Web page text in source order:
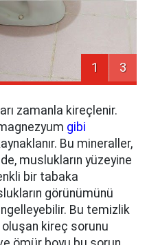
1 3
zamanla kireçlenir.
gibi
Bu mineraller,
muslukların yüzeyine
bir tabaka
görünümünü
Bu temizlik
oluşan kireç sorunu